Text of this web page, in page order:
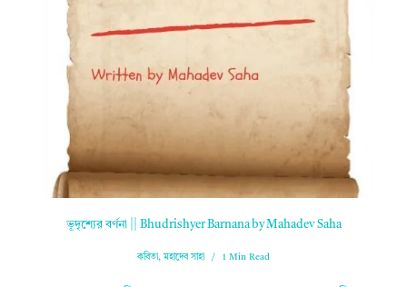
ভূদৃশ্যের বর্ণনা || Bhudrishyer Barnana by Mahadev Saha
কবিতা,মহাদেব সাহা 1 Min Read